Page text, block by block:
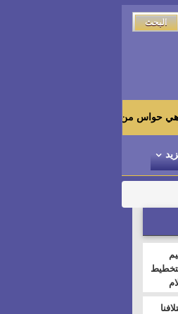
اليابانية : "توت عنخ آمون" هو بطل